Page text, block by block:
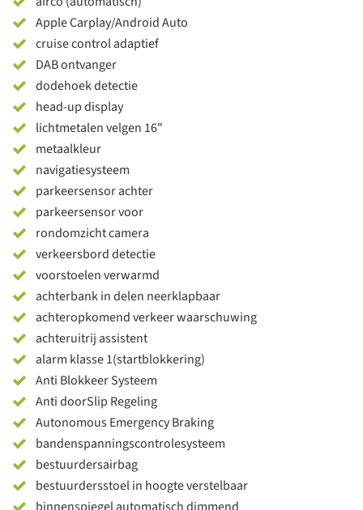
Apple Carplay/Android Auto
cruise control adaptief
DAB ontvanger
dodehoek detectie
head-up display
lichtmetalen velgen 16"
metaalkleur
navigatiesysteem
parkeersensor achter
parkeersensor voor
rondomzicht camera
verkeersbord detectie
voorstoelen verwarmd
achterbank in delen neerklapbaar
achteropkomend verkeer waarschuwing
achteruitrij assistent
alarm klasse 1(startblokkering)
Anti Blokkeer Systeem
Anti doorSlip Regeling
Autonomous Emergency Braking
bandenspanningscontrolesysteem
bestuurdersairbag
bestuurdersstoel in hoogte verstelbaar